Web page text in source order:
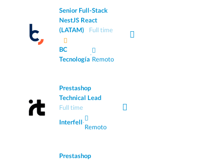
Senior Full-Stack
NestJS React
(LATAM)
Full time
BC
Tecnología
·
Remoto
Prestashop
Technical Lead
Full time
Interfell·
Remoto
Prestashop